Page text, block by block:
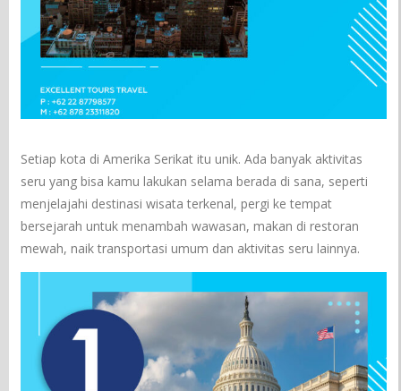
Setiap kota di Amerika Serikat itu unik. Ada banyak aktivitas
seru yang bisa kamu lakukan selama berada di sana, seperti
menjelajahi destinasi wisata terkenal, pergi ke tempat
bersejarah untuk menambah wawasan, makan di restoran
mewah, naik transportasi umum dan aktivitas seru lainnya.